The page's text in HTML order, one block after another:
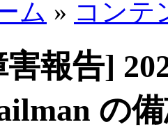
ム » コンテ
報告]
の